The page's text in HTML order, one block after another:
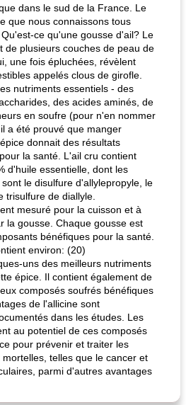
dans le sud de la France. Le
que nous connaissons tous
ce qu'une gousse d'ail? Le
de plusieurs couches de peau de
une fois épluchées, révèlent
appelés clous de girofle.
nutriments essentiels - des
des acides aminés, de
en soufre (pour n'en nommer
a été prouvé que manger
donnait des résultats
la santé. L'ail cru contient
d'huile essentielle, dont les
le disulfure d'allylepropyle, le
trisulfure de diallyle.
mesuré pour la cuisson et à
la gousse. Chaque gousse est
bénéfiques pour la santé.
environ: (20)
uns des meilleurs nutriments
épice. Il contient également de
composés soufrés bénéfiques
de l'allicine sont
dans les études. Les
au potentiel de ces composés
pour prévenir et traiter les
telles que le cancer et
parmi d'autres avantages